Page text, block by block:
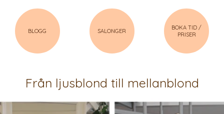
BLOGG SALONGER
BOKA TID /
PRISER
Från ljusblond till mellanblond